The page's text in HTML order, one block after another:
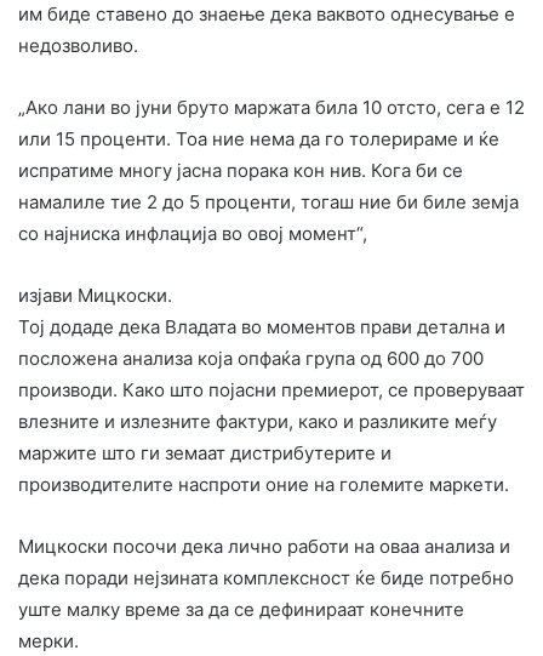
им биде ставено до знаење дека ваквото однесување е
недозволиво.
„Ако лани во јуни бруто маржата била 10 отсто, сега е 12
или 15 проценти. Тоа ние нема да го толерираме и ќе
испратиме многу јасна порака кон нив. Кога би се
намалиле тие 2 до 5 проценти, тогаш ние би биле земја
со најниска инфлација во овој момент“,
изјави Мицкоски.
Тој додаде дека Владата во моментов прави детална и
посложена анализа која опфаќа група од 600 до 700
производи. Како што појасни премиерот, се проверуваат
влезните и излезните фактури, како и разликите меѓу
маржите што ги земаат дистрибутерите и
производителите наспроти оние на големите маркети.
Мицкоски посочи дека лично работи на оваа анализа и
дека поради нејзината комплексност ќе биде потребно
уште малку време за да се дефинираат конечните
мерки.